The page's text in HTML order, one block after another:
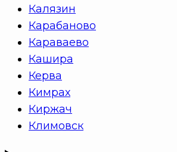
Калязин
Карабаново
Караваево
Кашира
Керва
Кимрах
Киржач
Климовск